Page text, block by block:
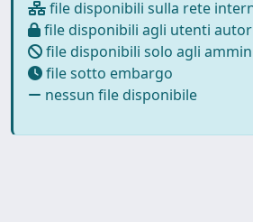
file disponibili sulla rete
file disponibili agli utenti
file disponibili solo agli
file sotto embargo
nessun file disponibile